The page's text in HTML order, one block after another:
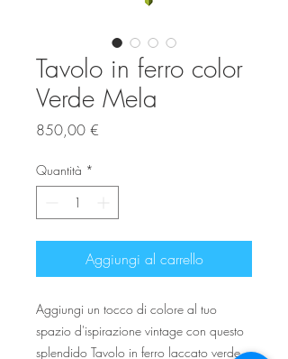
Tavolo in ferro color
Verde Mela
850,00 €
Quantità *
Aggiungi al carrello
Aggiungi un tocco di colore al tuo
spazio d'ispirazione vintage con questo
splendido Tavolo in ferro laccato verde